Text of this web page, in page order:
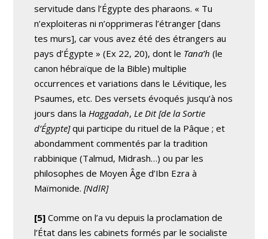
servitude dans l’Égypte des pharaons. « Tu
n’exploiteras ni n’opprimeras l’étranger [dans
tes murs], car vous avez été des étrangers au
pays d’Égypte » (Ex 22, 20), dont le Tana’h (le
canon hébraïque de la Bible) multiplie
occurrences et variations dans le Lévitique, les
Psaumes, etc. Des versets évoqués jusqu’à nos
jours dans la Haggadah, Le Dit [de la Sortie
d’Égypte]qui participe du rituel de la Pâque ; et
abondamment commentés par la tradition
rabbinique (Talmud, Midrash…) ou par les
philosophes de Moyen Âge d’Ibn Ezra à
Maïmonide.[NdlR]
[5] Comme on l’a vu depuis la proclamation de
l’État dans les cabinets formés par le socialiste